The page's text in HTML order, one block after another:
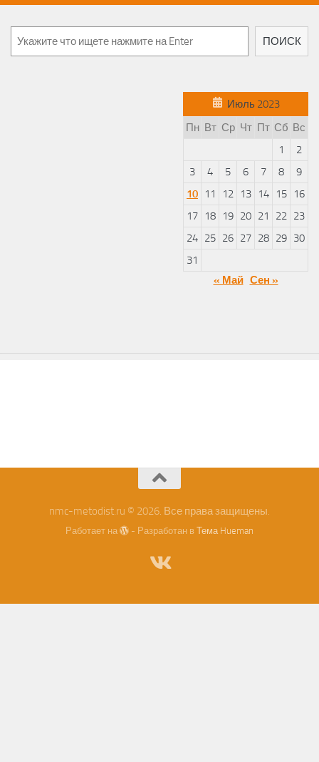
Поиск
ПОИСК
Июль 2023
Пн Вт Ср Чт Пт Сб Вс
1
2
3
4 5 6 7 8
9
10
11 12 13 14 15
16
17
18 19 20 21 22 23
24 25 26 27 28 29 30
31
« Май Сен »
nmc-metodist.ru © 2026. Все права защищены.
Работает на - Разработан вТема Hueman